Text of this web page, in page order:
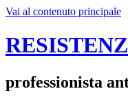
Vai al contenuto principale
professionista